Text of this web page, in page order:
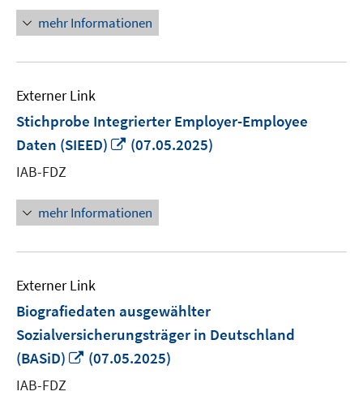
öffnen
mehr Informationen
Externer Link
Stichprobe Integrierter Employer-Employee
Daten (SIEED)
In
öffnen
(07.05.2025)
IAB-FDZ
mehr Informationen
Externer Link
Biografiedaten ausgewählter
Sozialversicherungsträger in Deutschland
(BASiD)
In
(07.05.2025)
IAB-FDZ